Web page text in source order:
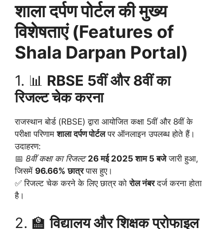
शाला दर्पण पोर्टल की मुख्य
विशेषताएं (Features of
Shala Darpan Portal)
1. 📊 RBSE 5वीं और 8वीं का
रिजल्ट चेक करना
राजस्थान बोर्ड (RBSE) द्वारा आयोजित कक्षा 5वीं और 8वीं के
परीक्षा परिणामशाला दर्पण पोर्टलपर ऑनलाइन उपलब्ध होते हैं।
उदाहरण:
📅 8वीं कक्षा का रिजल्ट 26 मई 2025 शाम 5 बजेजारी हुआ,
जिसमें 96.66% छात्रपास हुए।
✅ रिजल्ट चेक करने के लिए छात्र कोरोल नंबरदर्ज करना होता
है।
2. 🏫विद्यालय और शिक्षक प्रोफाइल